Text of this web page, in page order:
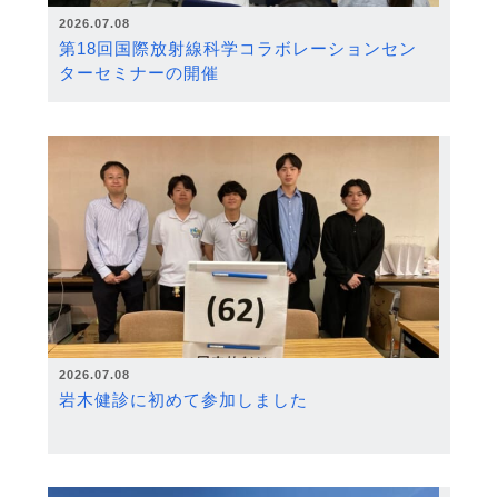
2026.07.08
第18回国際放射線科学コラボレーションセン
ターセミナーの開催
2026.07.08
岩木健診に初めて参加しました